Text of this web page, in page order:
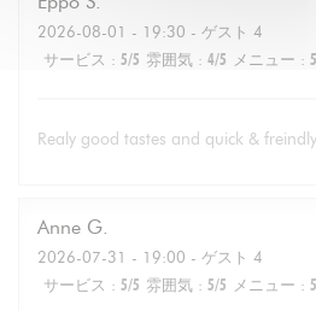
2026-08-01 - 19:30 - ゲスト 4
サービス : 5/5 雰囲気 : 4/5 メニュー : 5
Realy good tastes and quick &
Anne G
2026-07-31 - 19:00 - ゲスト 4
サービス : 5/5 雰囲気 : 5/5 メニュー : 5